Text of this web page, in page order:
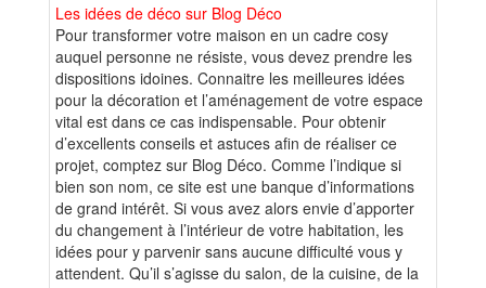
Les idées de déco sur Blog Déco
Pour transformer votre maison en un cadre cosy
auquel personne ne résiste, vous devez prendre les
dispositions idoines. Connaitre les meilleures idées
pour la décoration et l’aménagement de votre espace
vital est dans ce cas indispensable. Pour obtenir
d’excellents conseils et astuces afin de réaliser ce
projet, comptez sur Blog Déco. Comme l’indique si
bien son nom, ce site est une banque d’informations
de grand intérêt. Si vous avez alors envie d’apporter
du changement à l’intérieur de votre habitation, les
idées pour y parvenir sans aucune difficulté vous y
attendent. Qu’il s’agisse du salon, de la cuisine, de la